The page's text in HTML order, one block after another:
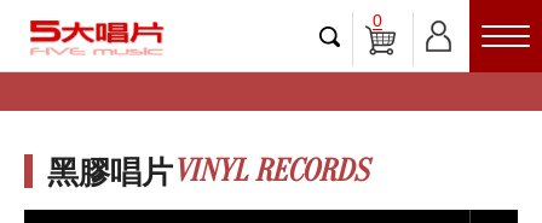
0
黑膠唱片VINYL RECORDS